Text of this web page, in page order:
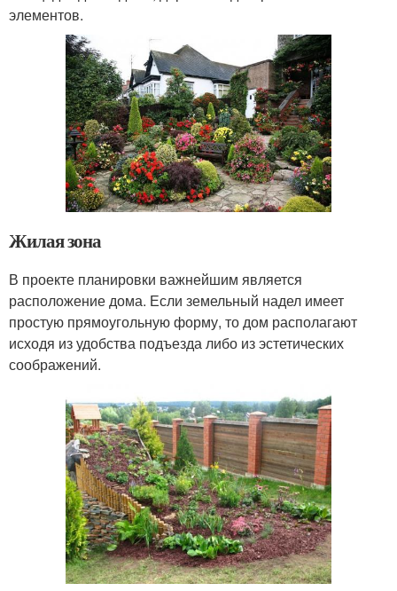
элементов.
Жилая зона
В проекте планировки важнейшим является
расположение дома. Если земельный надел имеет
простую прямоугольную форму, то дом располагают
исходя из удобства подъезда либо из эстетических
соображений.